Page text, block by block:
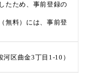
たため、事前登録の
無料）には、事前登
区曲金3丁目1-10）